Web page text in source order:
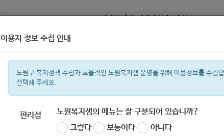
복지정보 복지서비스 신청
복지관 지원금 이용시설 ìº 성민복지관
이용자 정보 수집 안내
노원구 복지정책 수립과 효율적인 노원복지샘 운영을 위해 이용정보를 수집
선택해 주세요.
편리성
노원복지샘의 메뉴는 잘 구분되어 있습니까?
그렇다
보통이다 아니다